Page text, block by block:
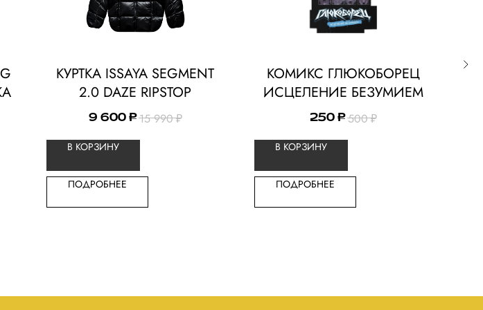
КУРТКА ISSAYA SEGMENT
2.0 DAZE RIPSTOP
9 600 ₽15 990₽
В КОРЗИНУ
ПОДРОБНЕЕ
КОМИКС ГЛЮКОБОРЕЦ
ИСЦЕЛЕНИЕ БЕЗУМИЕМ
250 ₽500₽
В КОРЗИНУ
ПОДРОБНЕЕ